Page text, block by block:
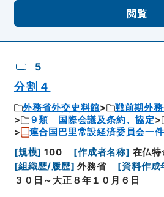
閲覧
5
分割４
外務省外交史料館 戦前期外
９類 国際会議及条約、協定
連合国巴里常設経済委員会一
[規模] 100 [作成者名称] 在仏特
[組織歴/履歴] 外務省 [資料作成
３０日～大正８年１０月６日